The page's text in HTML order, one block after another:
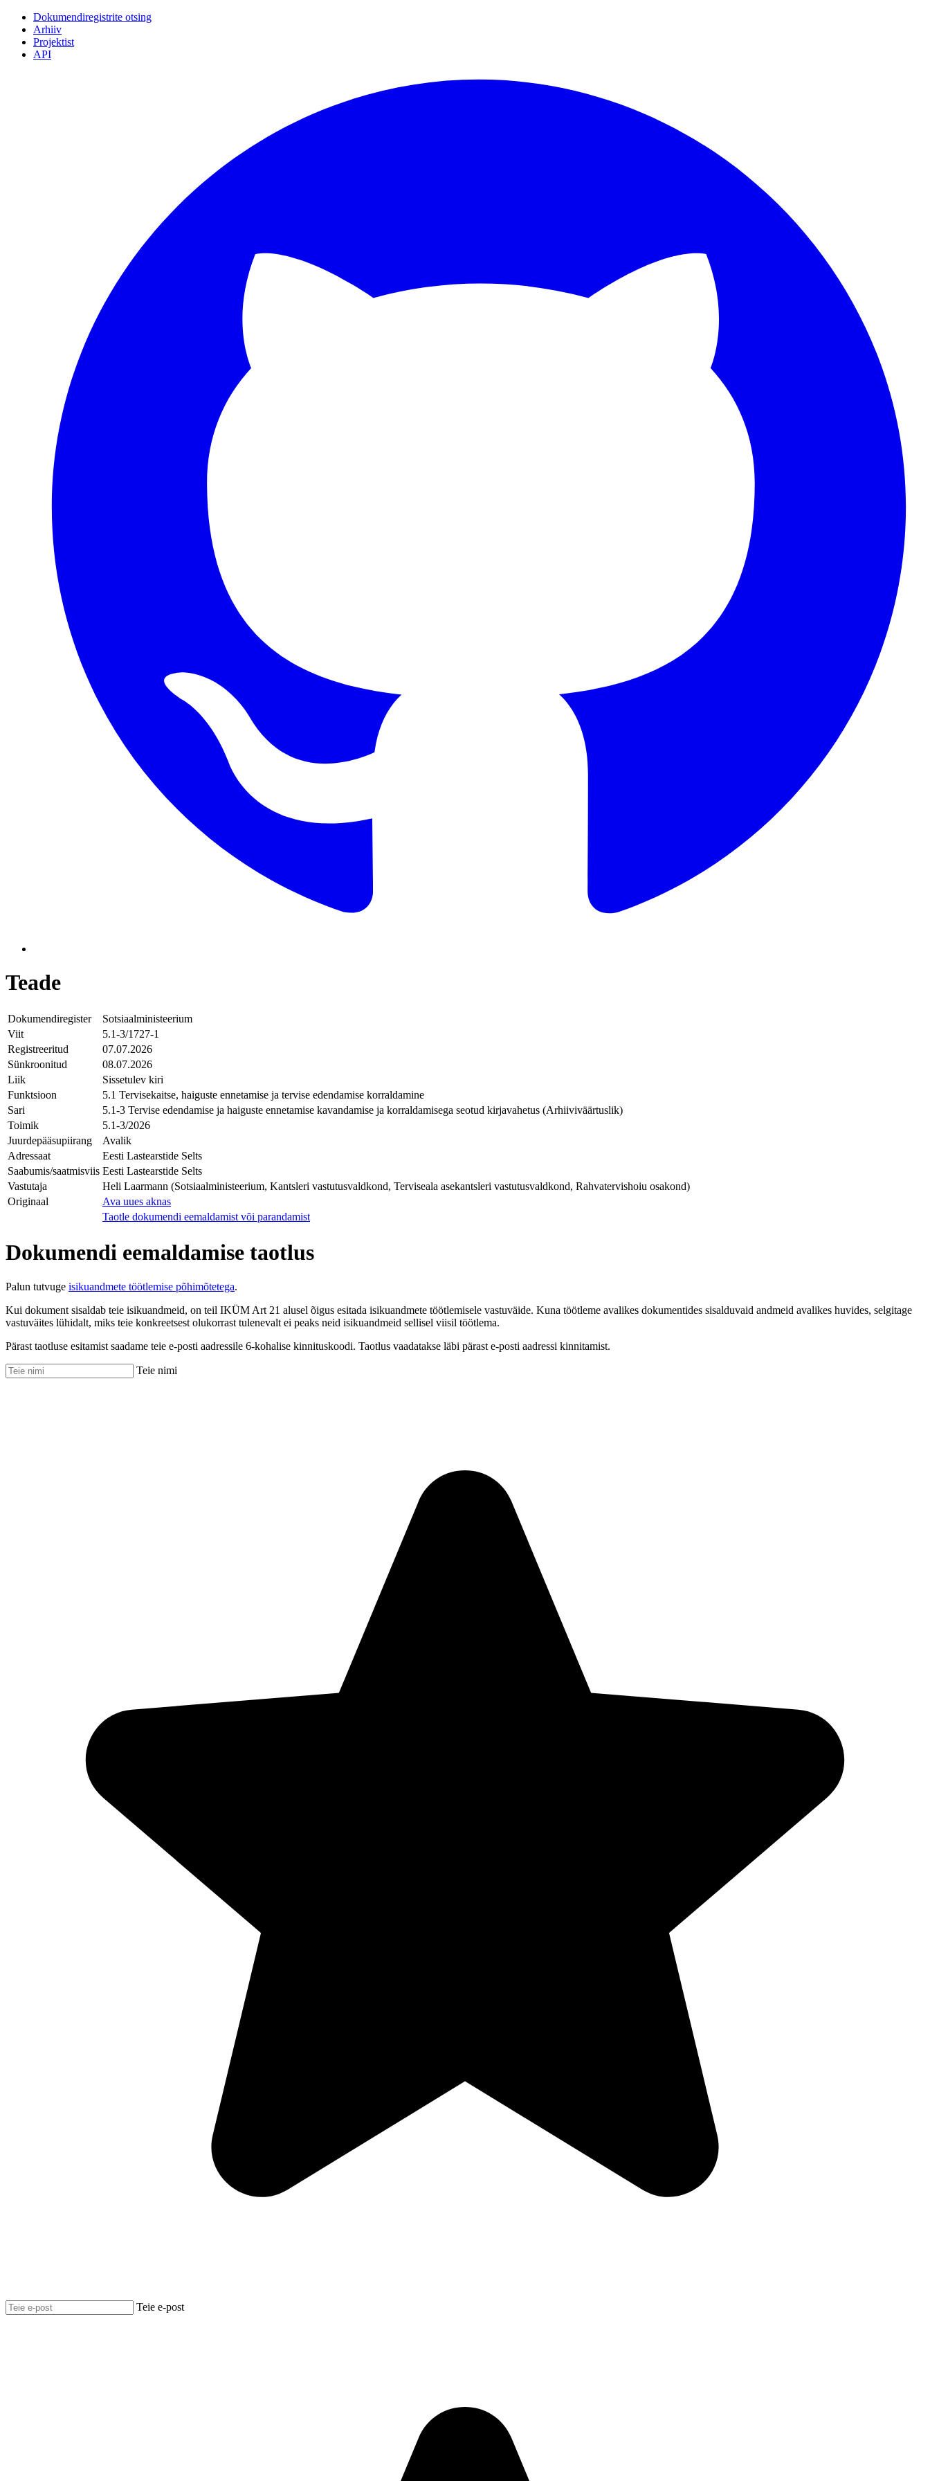
Dokumendiregistrite otsing
Arhiiv
Projektist
API
Teade
Dokumendiregister
Sotsiaalministeerium
Viit
5.1-3/1727-1
Registreeritud
07.07.2026
Sünkroonitud
08.07.2026
Liik
Sissetulev kiri
Funktsioon
5.1 Tervisekaitse, haiguste ennetamise ja tervise edendamise korraldamine
Sari
5.1-3 Tervise edendamise ja haiguste ennetamise kavandamise ja korraldamisega seotud kirjavahetus (Arhiiviväärtuslik)
Toimik
5.1-3/2026
Juurdepääsupiirang
Avalik
Adressaat
Eesti Lastearstide Selts
Saabumis/saatmisviis Eesti Lastearstide Selts
Vastutaja
Heli Laarmann (Sotsiaalministeerium, Kantsleri vastutusvaldkond, Terviseala asekantsleri vastutusvaldkond, Rahvatervishoiu osakond)
Originaal
Ava uues aknas
Taotle dokumendi eemaldamist või parandamist
Dokumendi eemaldamise taotlus
Palun tutvuge isikuandmete töötlemise põhimõtetega.
Kui dokument sisaldab teie isikuandmeid, on teil IKÜM Art 21 alusel õigus esitada isikuandmete töötlemisele vastuväide. Kuna töötleme avalikes dokumentides sisalduvaid andmeid avalikes huvides, selgitage
vastuväites lühidalt, miks teie konkreetsest olukorrast tulenevalt ei peaks neid isikuandmeid sellisel viisil töötlema.
Pärast taotluse esitamist saadame teie e-posti aadressile 6-kohalise kinnituskoodi. Taotlus vaadatakse läbi pärast e-posti aadressi kinnitamist.
Teie nimi
Teie e-post